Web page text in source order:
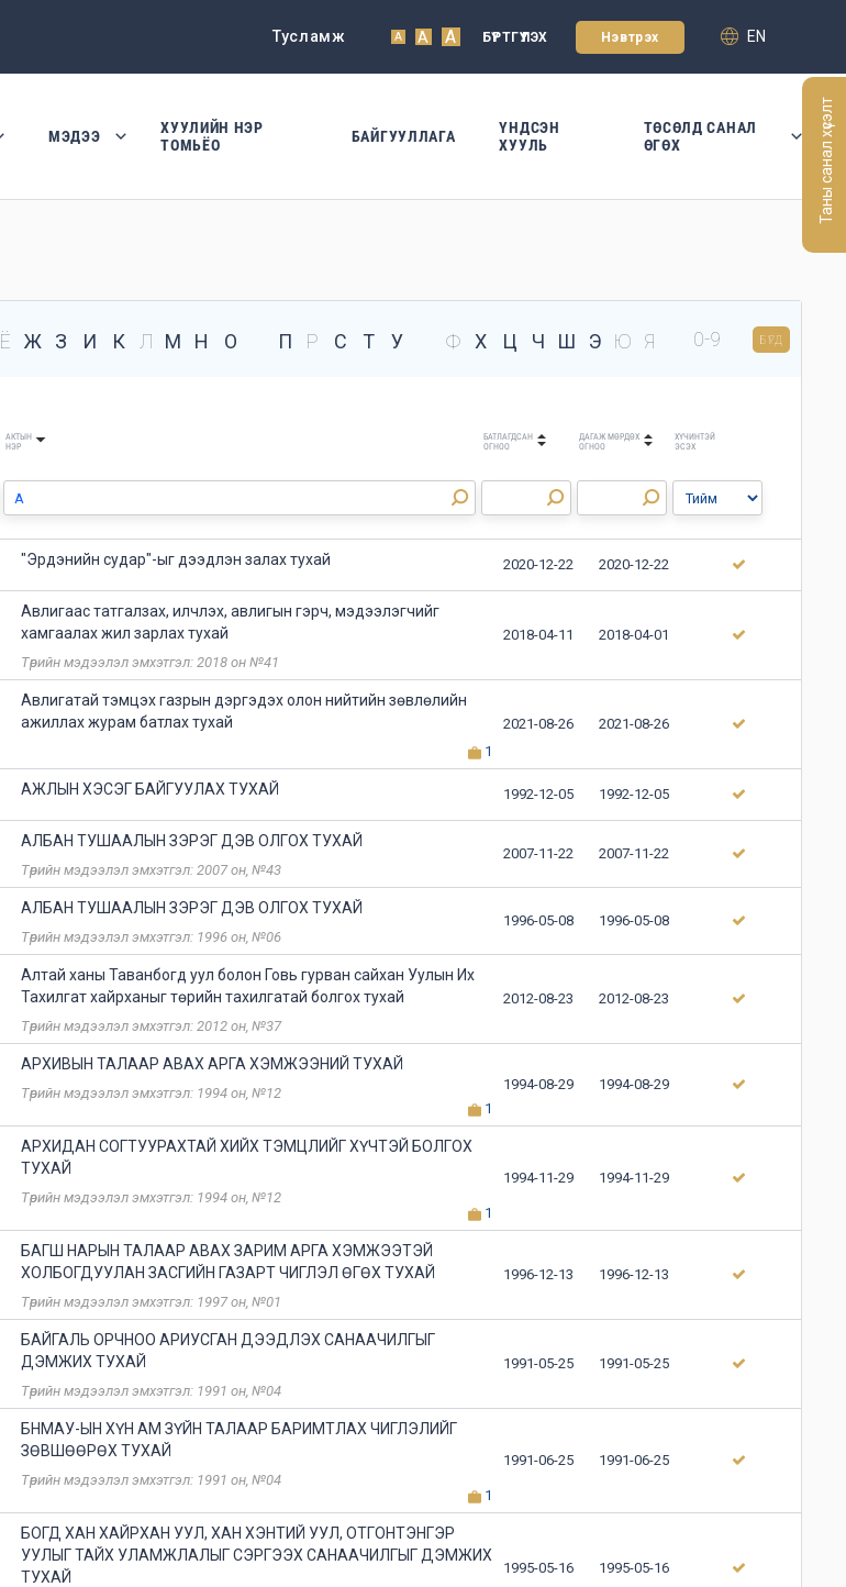
Тусламж A A A БҮРТГҮҮЛЭХ Нэвтрэх EN
МЭДЭЭ
ХУУЛИЙН НЭР
ТОМЬЁО
БАЙГУУЛЛАГА
ҮНДСЭН
ХУУЛЬ
ТӨСӨЛД САНАЛ
ӨГӨХ
Ё Ж З И К Л М Н О П Р С Т У Ф Х Ц Ч Ш Э Ю Я 0-9 БҮГД
АКТЫН
НЭР
БАТЛАГДСАН
ОГНОО
ДАГАЖ МӨРДӨХ
ОГНОО
ХҮЧИНТЭЙ
ЭСЭХ
"Эрдэнийн судар"-ыг дээдлэн залах тухай 2020-12-22 2020-12-22
Авлигаас татгалзах, илчлэх, авлигын гэрч, мэдээлэгчийг
хамгаалах жил зарлах тухай
Төрийн мэдээлэл эмхэтгэл: 2018 он №41
2018-04-11 2018-04-01
Авлигатай тэмцэх газрын дэргэдэх олон нийтийн зөвлөлийн
ажиллах журам батлах тухай
1
2021-08-26 2021-08-26
АЖЛЫН ХЭСЭГ БАЙГУУЛАХ ТУХАЙ 1992-12-05 1992-12-05
АЛБАН ТУШААЛЫН ЗЭРЭГ ДЭВ ОЛГОХ ТУХАЙ
Төрийн мэдээлэл эмхэтгэл: 2007 он, №43
2007-11-22 2007-11-22
АЛБАН ТУШААЛЫН ЗЭРЭГ ДЭВ ОЛГОХ ТУХАЙ
Төрийн мэдээлэл эмхэтгэл: 1996 он, №06
1996-05-08 1996-05-08
Алтай ханы Таванбогд уул болон Говь гурван сайхан Уулын Их
Тахилгат хайрханыг төрийн тахилгатай болгох тухай
Төрийн мэдээлэл эмхэтгэл: 2012 он, №37
2012-08-23 2012-08-23
АРХИВЫН ТАЛААР АВАХ АРГА ХЭМЖЭЭНИЙ ТУХАЙ
Төрийн мэдээлэл эмхэтгэл: 1994 он, №12
1
1994-08-29 1994-08-29
АРХИДАН СОГТУУРАХТАЙ ХИЙХ ТЭМЦЛИЙГ ХҮЧТЭЙ БОЛГОХ
ТУХАЙ
Төрийн мэдээлэл эмхэтгэл: 1994 он, №12
1
1994-11-29 1994-11-29
БАГШ НАРЫН ТАЛААР АВАХ ЗАРИМ АРГА ХЭМЖЭЭТЭЙ
ХОЛБОГДУУЛАН ЗАСГИЙН ГАЗАРТ ЧИГЛЭЛ ӨГӨХ ТУХАЙ
Төрийн мэдээлэл эмхэтгэл: 1997 он, №01
1996-12-13 1996-12-13
БАЙГАЛЬ ОРЧНОО АРИУСГАН ДЭЭДЛЭХ САНААЧИЛГЫГ
ДЭМЖИХ ТУХАЙ
Төрийн мэдээлэл эмхэтгэл: 1991 он, №04
1991-05-25 1991-05-25
БНМАУ-ЫН ХҮН АМ ЗҮЙН ТАЛААР БАРИМТЛАХ ЧИГЛЭЛИЙГ
ЗӨВШӨӨРӨХ ТУХАЙ
Төрийн мэдээлэл эмхэтгэл: 1991 он, №04
1
1991-06-25 1991-06-25
БОГД ХАН ХАЙРХАН УУЛ, ХАН ХЭНТИЙ УУЛ, ОТГОНТЭНГЭР
УУЛЫГ ТАЙХ УЛАМЖЛАЛЫГ СЭРГЭЭХ САНААЧИЛГЫГ ДЭМЖИХ
ТУХАЙ
1995-05-16 1995-05-16
Таны санал хүсэлт